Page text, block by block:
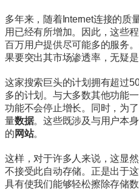
多年来，随着Internet连接的质
用已经有所增加。
因此，这些
百万用户提供尽可能多的服务。
果要突出其市场渗透率，无疑是
这家搜索巨头的计划拥有超过
多的计划。 与大多数其他功能
功能不会停止增长。
同时，为
量数据。这些既涉及与用户本
的 网站。
这样，对于许多人来说，这显
不接受此自动存储。 正是出于
具有使我们能够轻松擦除存储数